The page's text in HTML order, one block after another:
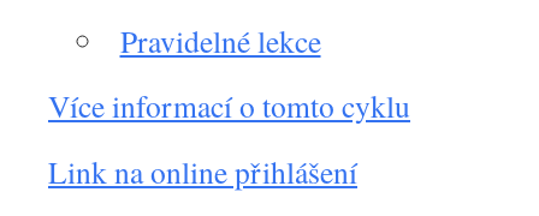
Pravidelné lekce
Více informací o tomto cyklu
Link na online přihlášení